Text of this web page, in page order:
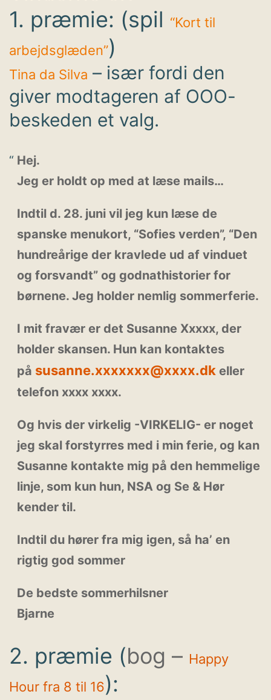
1. præmie: (spil “Kort til
arbejdsglæden”)
Tina da Silva – især fordi den
giver modtageren af OOO-
beskeden et valg.
Hej.
Jeg er holdt op med at læse mails…
Indtil d. 28. juni vil jeg kun læse de
spanske menukort, “Sofies verden”, “Den
hundreårige der kravlede ud af vinduet
og forsvandt” og godnathistorier for
børnene. Jeg holder nemlig sommerferie.
I mit fravær er det Susanne Xxxxx, der
holder skansen. Hun kan kontaktes
på susanne.xxxxxxx@xxxx.dkeller
telefon xxxx xxxx.
Og hvis der virkelig -VIRKELIG- er noget
jeg skal forstyrres med i min ferie, og kan
Susanne kontakte mig på den hemmelige
linje, som kun hun, NSA og Se & Hør
kender til.
Indtil du hører fra mig igen, så ha’ en
rigtig god sommer
De bedste sommerhilsner
Bjarne
2. præmie (bog – Happy
Hour fra 8 til 16):